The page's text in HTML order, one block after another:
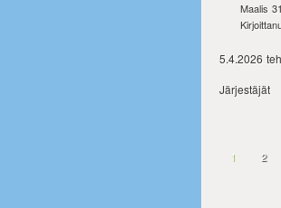
Maalis
5.4.2026
Järjestäjät
1 2